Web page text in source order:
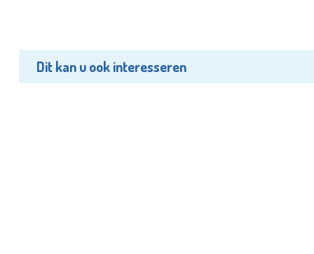
Dit kan u ook interesseren